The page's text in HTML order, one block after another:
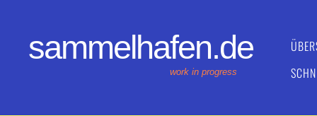
sammelhafen.de
work in progress